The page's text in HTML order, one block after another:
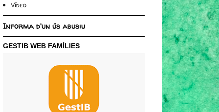
Vídeo
Informa d'un ús abusiu
GESTIB WEB FAMÍLIES